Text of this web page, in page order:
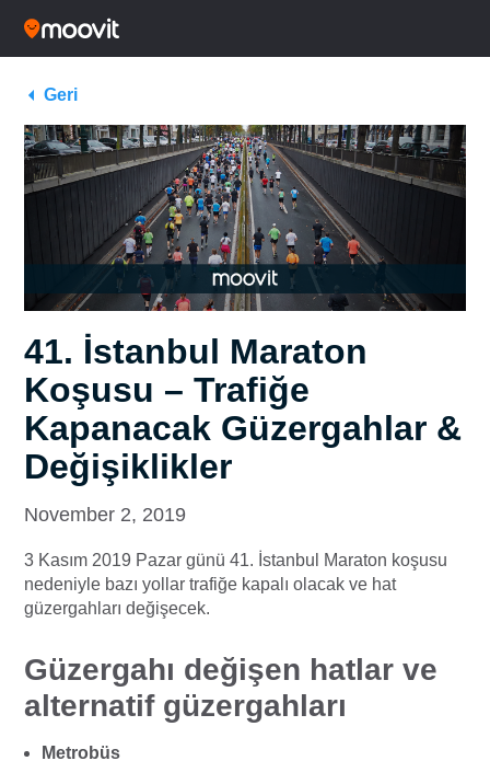
Geri
41. İstanbul Maraton
Koşusu – Trafiğe
Kapanacak Güzergahlar &
Değişiklikler
November 2, 2019
3 Kasım 2019 Pazar günü 41. İstanbul Maraton koşusu
nedeniyle bazı yollar trafiğe kapalı olacak ve hat
güzergahları değişecek.
Güzergahı değişen hatlar ve
alternatif güzergahları
Metrobüs